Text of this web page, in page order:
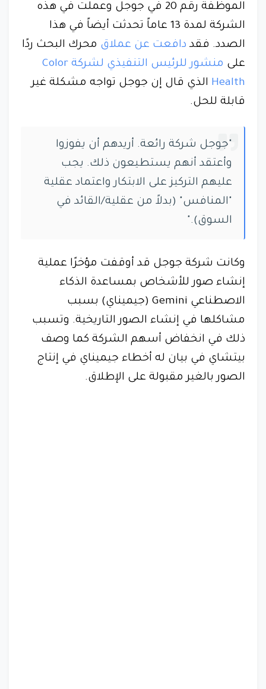
الموظفة رقم 20 في جوجل وعملت في هذه
الشركة لمدة 13 عاماً تحدثت أيضاً في هذا
الصدد. فقد دافعت عن عملاق محرك البحث ردًا
على
منشور للرئيس التنفيذي لشركة Color
Health الذي قال إن جوجل تواجه مشكلة غير
قابلة للحل.
"جوجل شركة رائعة. أريدهم أن يفوزوا
وأعتقد أنهم يستطيعون ذلك. يجب
عليهم التركيز على الابتكار واعتماد عقلية
"المنافس" (بدلاً من عقلية/القائد في
السوق)."
وكانت شركة جوجل قد أوقفت مؤخرًا عملية
إنشاء صور للأشخاص بمساعدة الذكاء
الاصطناعي ‎Gemini (جيميناي) بسبب
مشاكلها في إنشاء الصور التاريخية. وتسبب
ذلك في انخفاض أسهم الشركة كما وصف
بيتشاي في بيان له أخطاء جيميناي في إنتاج
الصور بالغير مقبولة على الإطلاق.